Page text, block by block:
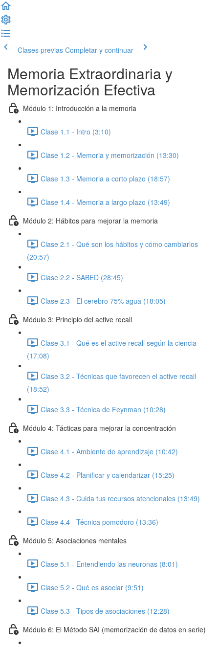
Clases previas Completar y continuar
Memoria Extraordinaria y
Memorización Efectiva
Módulo 1: Introducción a la memoria
Clase 1.1 - Intro (3:10)
Clase 1.2 - Memoria y memorización (13:30)
Clase 1.3 - Memoria a corto plazo (18:57)
Clase 1.4 - Memoria a largo plazo (13:49)
Módulo 2: Hábitos para mejorar la memoria
Clase 2.1 - Qué son los hábitos y cómo cambiarlos
(20:57)
Clase 2.2 - SABED (28:45)
Clase 2.3 - El cerebro 75% agua (18:05)
Módulo 3: Principio del active recall
Clase 3.1 - Qué es el active recall según la ciencia
(17:08)
Clase 3.2 - Técnicas que favorecen el active recall
(18:52)
Clase 3.3 - Técnica de Feynman (10:28)
Módulo 4: Tácticas para mejorar la concentración
Clase 4.1 - Ambiente de aprendizaje (10:42)
Clase 4.2 - Planificar y calendarizar (15:25)
Clase 4.3 - Cuida tus recursos atencionales (13:49)
Clase 4.4 - Técnica pomodoro (13:36)
Módulo 5: Asociaciones mentales
Clase 5.1 - Entendiendo las neuronas (8:01)
Clase 5.2 - Qué es asociar (9:51)
Clase 5.3 - Tipos de asociaciones (12:28)
Módulo 6: El Método SAI (memorización de datos en serie)